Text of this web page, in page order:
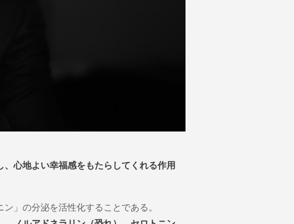
心地よい幸福感をもたらしてくれる作用
」の分泌を活性化することである。